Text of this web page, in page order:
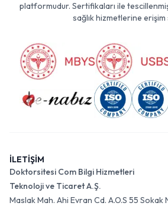
platformudur. Sertifikaları ile
sağlık hizmetlerine erişim
İLETİŞİM
Doktorsitesi Com Bilgi Hizmetleri
Teknoloji ve Ticaret A.Ş.
Maslak Mah. Ahi Evran Cd. A.O.S 55